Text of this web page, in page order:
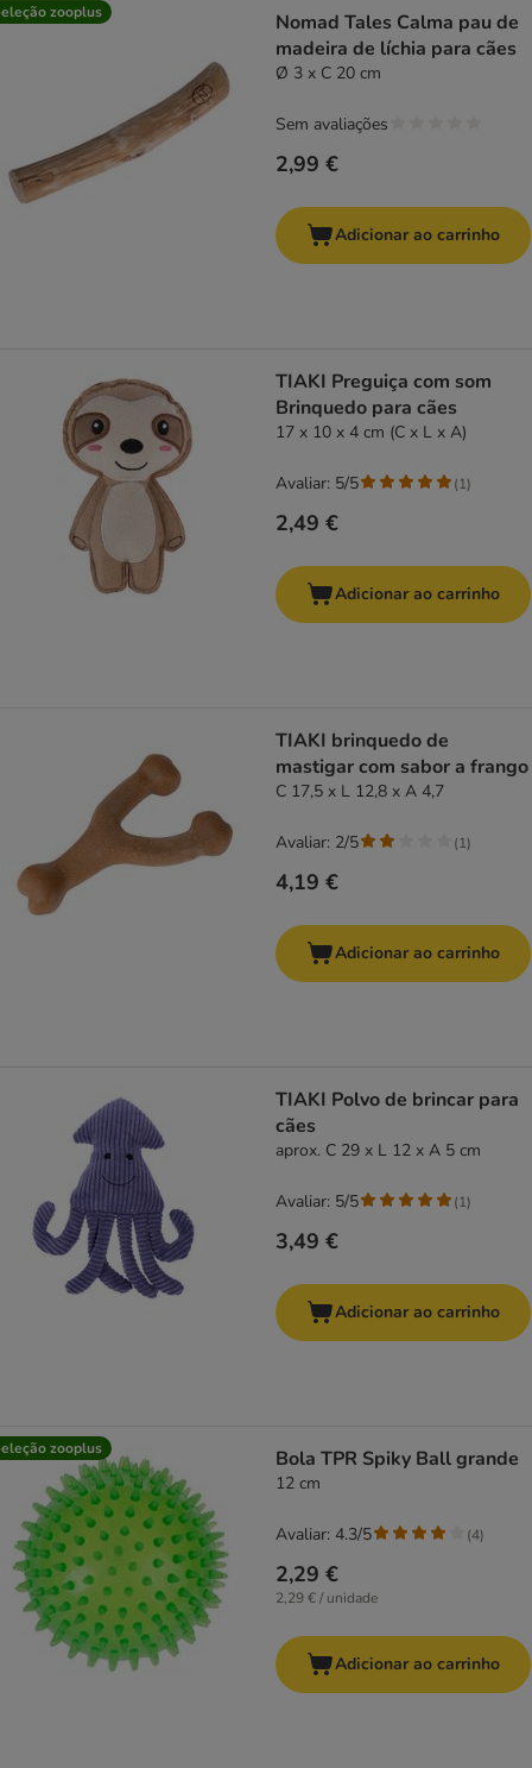
zooplus
Nomad Tales Calma pau de
madeira de líchia para cães
Ø 3 x C 20 cm
2,99 €
Sem avaliações
Adicionar ao carrinho
TIAKI Preguiça com som
Brinquedo para cães
17 x 10 x 4 cm (C x L x A)
2,49 €
Avaliar: 5/5 (1)
Adicionar ao carrinho
TIAKI brinquedo de
mastigar com sabor a frango
C 17,5 x L 12,8 x A 4,7
4,19 €
Avaliar: 2/5 (1)
Adicionar ao carrinho
TIAKI Polvo de brincar para
cães
aprox. C 29 x L 12 x A 5 cm
3,49 €
Avaliar: 5/5 (1)
Adicionar ao carrinho
zooplus Bola TPR Spiky Ball grande
12 cm
2,29 €
2,29 € / unidade
Avaliar: 4.3/5 (4)
Adicionar ao carrinho